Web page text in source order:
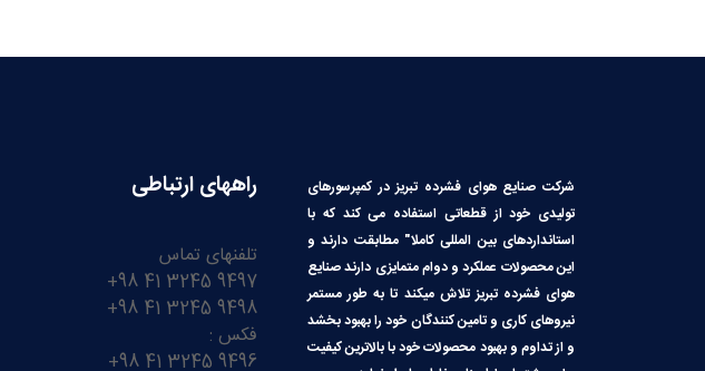
شرکت صنایع هوای فشرده تبریز در کمپرسورهای
تولیدی خود از قطعاتی استفاده می کند که با
استانداردهای بین المللی کاملا″ مطابقت دارند و
این محصولات عملکرد و دوام متمایزی دارند صنایع
هوای فشرده تبریز تلاش میکند تا به طور مستمر
نیروهای کاری و تامین کنندگان خود را بهبود بخشد
و از تداوم و بهبود محصولات خود با بالاترین کیفیت
راههای ارتباطی
تلفنهای تماس
9497 3245 41 98+
9498 3245 41 98+
فکس :
9496 3245 41 98+